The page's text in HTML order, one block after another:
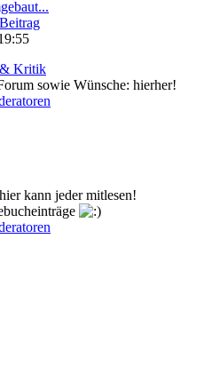
& Kritik
sowie Wünsche: hierher!
kann jeder mitlesen!